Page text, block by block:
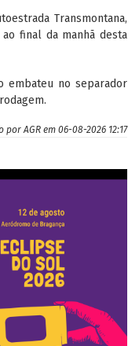
Transmontana,
final da manhã desta
embateu no separador
porAGR em 06-08-2026 12:17